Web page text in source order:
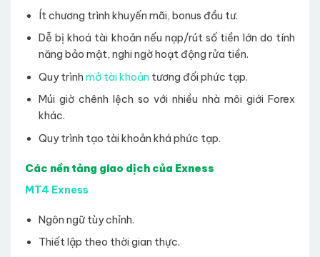
Ít chương trình khuyến mãi, bonus đầu tư.
Dễ bị khoá tài khoản nếu nạp/rút số tiền lớn do tính
năng bảo mật, nghi ngờ hoạt động rửa tiền.
Quy trình mở tài khoản tương đối phức tạp.
Múi giờ chênh lệch so với nhiều nhà môi giới Forex
khác.
Quy trình tạo tài khoản khá phức tạp.
Các nền tảng giao dịch của Exness
MT4 Exness
Ngôn ngữ tùy chỉnh.
Thiết lập theo thời gian thực.